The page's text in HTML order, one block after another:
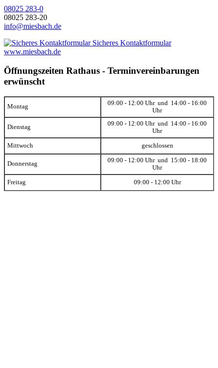
08025 283-0
08025 283-20
info@miesbach.de
Sicheres Kontaktformular
www.miesbach.de
Öffnungszeiten Rathaus - Terminvereinbarungen
erwünscht
Montag
09:00 - 12:00 Uhr und 14:00 - 16:00
Uhr
Dienstag
09:00 - 12:00 Uhr und 14:00 - 16:00
Uhr
Mittwoch geschlossen
Donnerstag
09:00 - 12:00 Uhr und 15:00 - 18:00
Uhr
Freitag 09:00 - 12:00 Uhr